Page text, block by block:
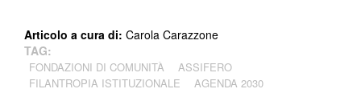
Articolo a cura di: Carola Carazzone
TAG:
FONDAZIONI DI COMUNITÀ
ASSIFERO
FILANTROPIA ISTITUZIONALE
AGENDA 2030